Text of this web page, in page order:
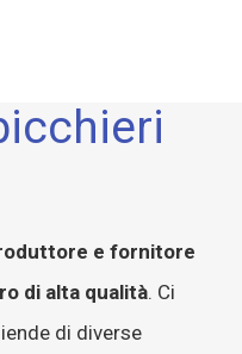
e fornitore
di alta qualità. Ci
di diverse